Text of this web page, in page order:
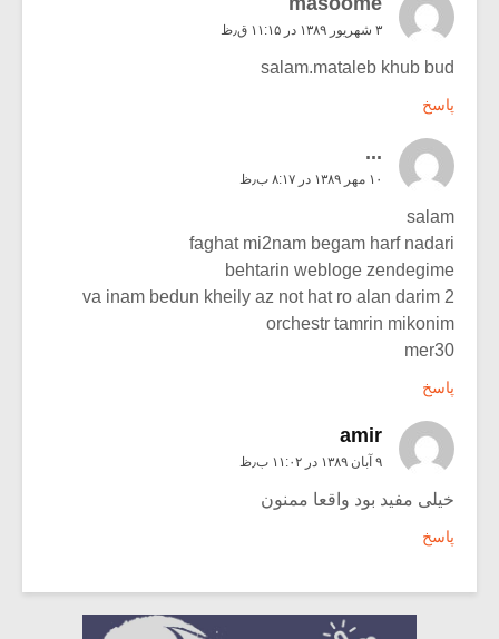
۳ شهریور ۱۳۸۹ در ۱۱:۱۵ ق٫ظ
salam.mataleb khub bud
پاسخ
...
۱۰ مهر ۱۳۸۹ در ۸:۱۷ ب٫ظ
salam
faghat mi2nam begam harf nadari
behtarin webloge zendegime
va inam bedun kheily az not hat ro alan darim 2
orchestr tamrin mikonim
mer30
پاسخ
amir
۹ آبان ۱۳۸۹ در ۱۱:۰۲ ب٫ظ
خیلی مفید بود واقعا ممنون
پاسخ